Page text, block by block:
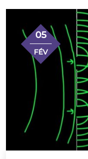
05
FÉV